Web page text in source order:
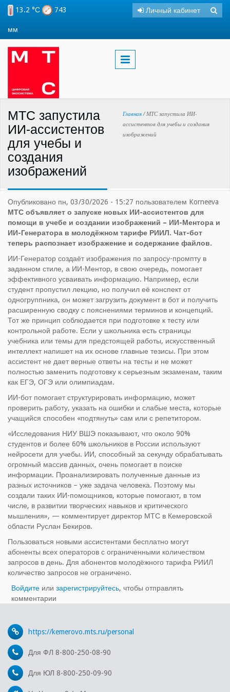
Перейти к основному содержанию
13.2 °С 743
мм
Личный кабинет Поиск
МТС запустила
ИИ-ассистентов
для учебы и
создания
изображений
Вы здесь
Главная /МТС запустила ИИ-
ассистентов для учебы и создания
изображений
Опубликовано пн, 03/30/2026 - 15:27 пользователем Korneeva
МТС объявляет о запуске новых ИИ-ассистентов для
помощи в учебе и создании изображений – ИИ-Ментора и
ИИ-Генератора в молодёжном тарифе РИИЛ. Чат-бот
теперь распознает изображение и содержание файлов.
ИИ-Генератор создаёт изображения по запросу-промпту в
заданном стиле, а ИИ-Ментор, в свою очередь, помогает
эффективного усваивать информацию. Например, если
студент пропустил лекцию, но получил её конспект от
одногруппника, он может загрузить документ в бот и получить
расширенную сводку с пояснениями терминов и концепций.
Тот же принцип соблюдается при подготовке к тесту или
контрольной работе. Если у школьника есть страницы
учебника или темы для предстоящей работы, искусственный
интеллект напишет на их основе главные тезисы. При этом
ассистент не дает верные ответы на тесты и не может
полностью заменить подготовку к серьезным экзаменам, таким
как ЕГЭ, ОГЭ или олимпиадам.
ИИ-бот помогает структурировать информацию, может
проверить работу, указать на ошибки и слабые места, которые
учащийся способен «подтянуть» сам или с репетитором.
«Исследования НИУ ВШЭ показывают, что около 90%
студентов и более 60% школьников в России используют
нейросети для учебы. ИИ, способный за секунду обрабатывать
огромный массив данных, очень помогает в поиске
информации. Проанализировать полученные данные из
разных источников – уже задача человека. Поэтому мы
создали таких ИИ-помощников, которые помогают, в том
числе, в развитии творческих навыков и критического
мышления», — комментирует директор МТС в Кемеровской
области Руслан Бекиров.
Пользоваться новыми ассистентами бесплатно могут
абоненты всех операторов с ограниченными количеством
запросов в день. Для абонентов молодёжного тарифа РИИЛ
количество запросов не ограничено.
Войдите или зарегистрируйтесь, чтобы отправлять
комментарии
https://kemerovo.mts.ru/personal
Для ФЛ 8-800-250-08-90
Для ЮЛ 8-800-250-09-90